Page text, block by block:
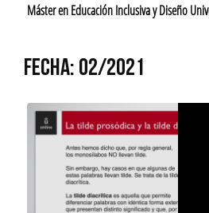
Máster en Educación Inclusiva y Diseño
FECHA: 02/2021